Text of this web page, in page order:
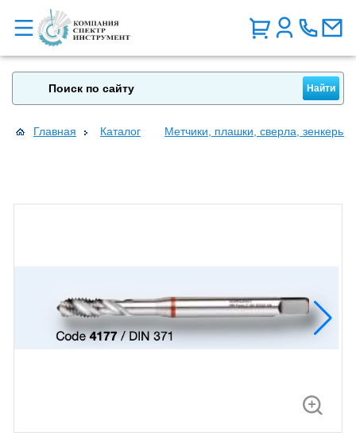
Главная Каталог Метчики, плашки, сверла, зенкеры,